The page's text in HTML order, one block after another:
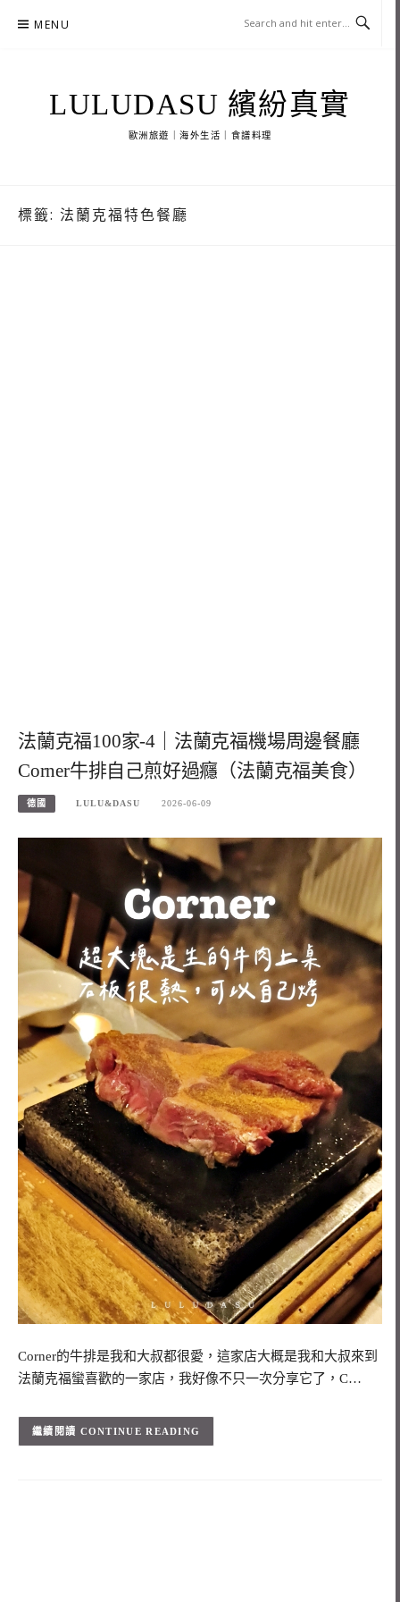
MENU
LULUDASU 繽紛真實
歐洲旅遊｜海外生活｜食譜料理
標籤: 法蘭克福特色餐廳
法蘭克福100家-4｜法蘭克福機場周邊餐廳
Corner牛排自己煎好過癮（法蘭克福美食）
德國 LULU&DASU 2026-06-09
Corner的牛排是我和大叔都很愛，這家店大概是我和大叔來到
法蘭克福蠻喜歡的一家店，我好像不只一次分享它了，C…
CONTINUE READING